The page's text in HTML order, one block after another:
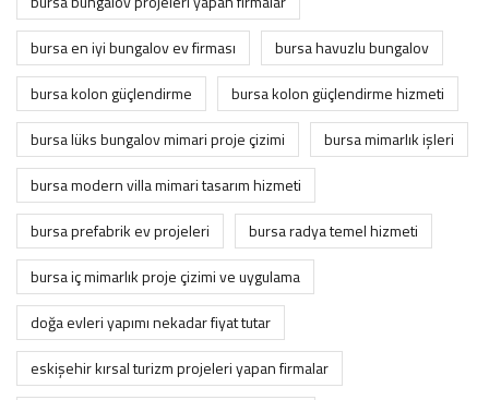
bursa en iyi bungalov ev firması
bursa havuzlu bungalov
bursa kolon güçlendirme
bursa kolon güçlendirme hizmeti
bursa lüks bungalov mimari proje çizimi
bursa mimarlık i̇şleri
bursa modern villa mimari tasarım hizmeti
bursa prefabrik ev projeleri
bursa radya temel hizmeti
bursa i̇ç mimarlık proje çizimi ve uygulama
doğa evleri yapımı nekadar fiyat tutar
eskişehir kırsal turizm projeleri yapan firmalar